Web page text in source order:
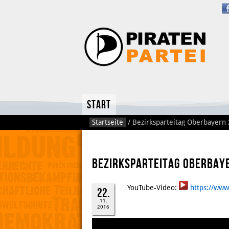
Start
Startseite / Bezirksparteitag Oberbayern
Bezirksparteitag
22.
11.
2016
YouTube-Video: https://